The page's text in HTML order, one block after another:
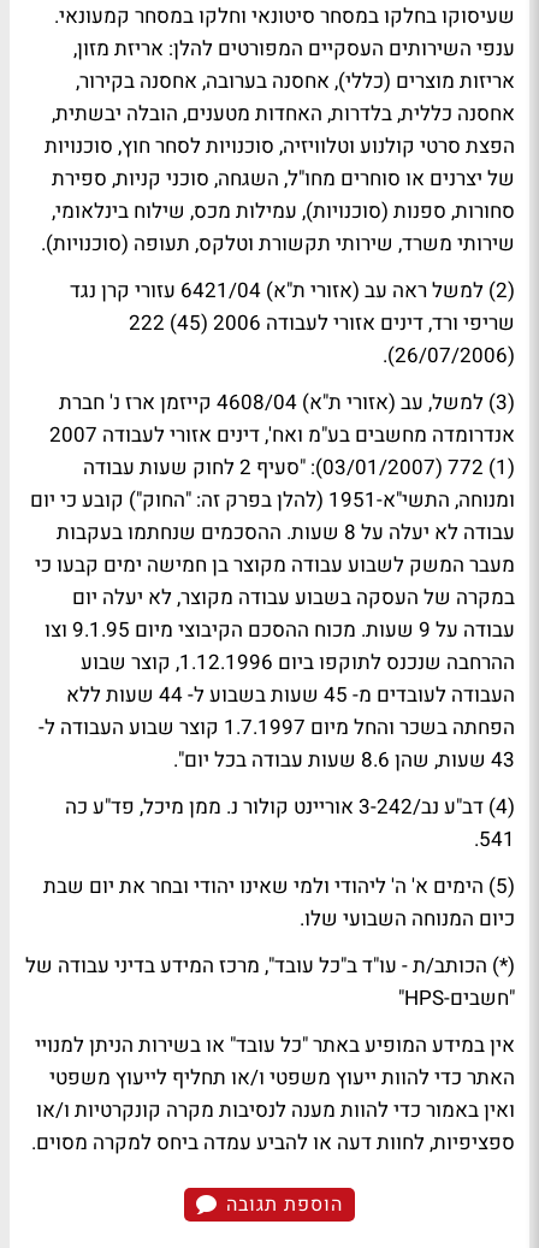
שעיסוקו בחלקו במסחר סיטונאי וחלקו במסחר קמעונאי.
ענפי השירותים העסקיים המפורטים להלן: אריזת מזון,
אריזות מוצרים (כללי), אחסנה בערובה, אחסנה בקירור,
אחסנה כללית, בלדרות, האחדות מטענים, הובלה יבשתית,
הפצת סרטי קולנוע וטלוויזיה, סוכנויות לסחר חוץ, סוכנויות
של יצרנים או סוחרים מחו"ל, השגחה, סוכני קניות, ספירת
סחורות, ספנות (סוכנויות), עמילות מכס, שילוח בינלאומי,
שירותי משרד, שירותי תקשורת וטלקס, תעופה (סוכנויות).
(2) למשל ראה עב (אזורי ת"א) 6421/04 עזורי קרן נגד
שריפי ורד, דינים אזורי לעבודה 2006 (45) 222
(26/07/2006).
(3) למשל, עב (אזורי ת"א) 4608/04 קייזמן ארז נ' חברת
אנדרומדה מחשבים בע"מ ואח', דינים אזורי לעבודה 2007
(1) 772 (03/01/2007): "סעיף 2 לחוק שעות עבודה
ומנוחה, התשי"א-1951 (להלן בפרק זה: "החוק") קובע כי יום
עבודה לא יעלה על 8 שעות. ההסכמים שנחתמו בעקבות
מעבר המשק לשבוע עבודה מקוצר בן חמישה ימים קבעו כי
במקרה של העסקה בשבוע עבודה מקוצר, לא יעלה יום
עבודה על 9 שעות. מכוח ההסכם הקיבוצי מיום 9.1.95 וצו
ההרחבה שנכנס לתוקפו ביום 1.12.1996, קוצר שבוע
העבודה לעובדים מ- 45 שעות בשבוע ל- 44 שעות ללא
הפחתה בשכר והחל מיום 1.7.1997 קוצר שבוע העבודה ל-
43 שעות, שהן 8.6 שעות עבודה בכל יום".
(4) דב"ע נב/3-242 אוריינט קולור נ. ממן מיכל, פד"ע כה
541.
(5) הימים א' ה' ליהודי ולמי שאינו יהודי ובחר את יום שבת
כיום המנוחה השבועי שלו.
(*) הכותב/ת - עו"ד ב"כל עובד", מרכז המידע בדיני עבודה של
"חשבים-HPS"
אין במידע המופיע באתר "כל עובד" או בשירות הניתן למנויי
האתר כדי להוות ייעוץ משפטי ו/או תחליף לייעוץ משפטי
ואין באמור כדי להוות מענה לנסיבות מקרה קונקרטיות ו/או
ספציפיות, לחוות דעה או להביע עמדה ביחס למקרה מסוים.
הוספת תגובה